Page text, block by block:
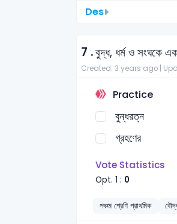
Des
7 .বুদ্ধ, ধর্ম ও সংঘকে
Created: 3 years ago |
Practice
বুন্ধরত্ন
গ্রহণের
Vote Statistics
Opt. 1 : 0
পঞ্চম শ্রেণি প্রাথমিক